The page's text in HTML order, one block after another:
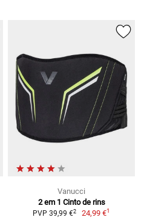
Vanucci
2 em 1 Cinto de rins
PVP 39,99 €2 24,99 €1